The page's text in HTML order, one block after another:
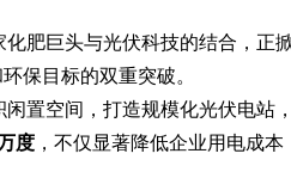
肥巨头与光伏科技的结合，正
保目标的双重突破。
置空间，打造规模化光伏电站
度 ，不仅显著降低企业用电成